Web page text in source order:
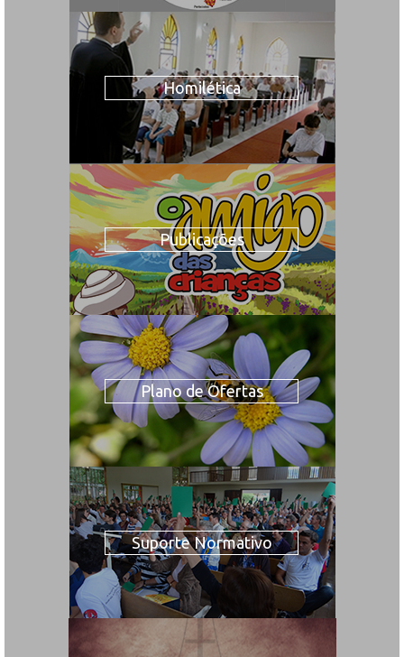
Homilética
Publicações
Plano de Ofertas
Suporte Normativo